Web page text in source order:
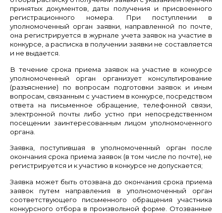
принятых документов, даты получения и присвоенного
регистрационного номера. При поступлении в
уполномоченный орган заявки, направленной по почте,
она регистрируется в журнале учета заявок на участие в
конкурсе, а расписка в получении заявки не составляется
и не выдается.
В течение срока приема заявок на участие в конкурсе
уполномоченный орган организует консультирование
(разъяснение) по вопросам подготовки заявок и иным
вопросам, связанным с участием в конкурсе, посредством
ответа на письменное обращение, телефонной связи,
электронной почты либо устно при непосредственном
посещении заинтересованным лицом уполномоченного
органа.
Заявка, поступившая в уполномоченный орган после
окончания срока приема заявок (в том числе по почте), не
регистрируется и к участию в конкурсе не допускается;
Заявка может быть отозвана до окончания срока приема
заявок путем направления в уполномоченный орган
соответствующего письменного обращения участника
конкурсного отбора в произвольной форме. Отозванные